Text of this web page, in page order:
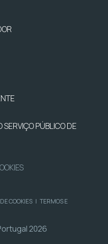
PÚBLICO DE
COOKIES | TERMOS E
2026